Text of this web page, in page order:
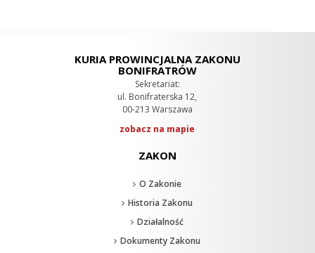
KURIA PROWINCJALNA ZAKONU
BONIFRATRÓW
Sekretariat:
ul. Bonifraterska 12,
00-213 Warszawa
zobacz na mapie
ZAKON
O Zakonie
Historia Zakonu
Działalność
Dokumenty Zakonu